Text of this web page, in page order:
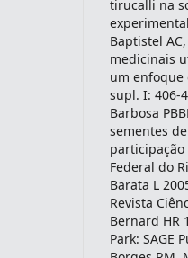
tirucalli na
Baptistel
medicinais
um enfoque
supl. I: 406-
Barbosa
sementes
Federal do
Barata L
Revista
Bernard HR
Park: SAGE